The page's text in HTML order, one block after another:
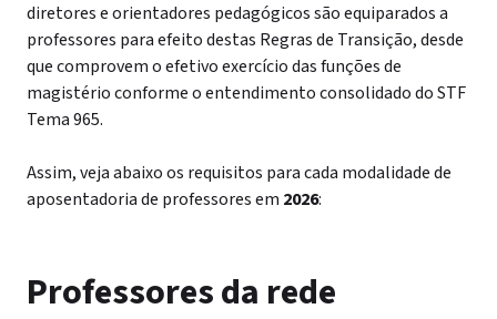
diretores e orientadores pedagógicos são equiparados a
professores para efeito destas Regras de Transição,desde
que comprovem o efetivo exercício das funções de
magistério conforme o entendimento consolidado do STF
Tema 965.
Assim, veja abaixo os requisitos para cada modalidade de
aposentadoria de professores em 2026:
Professores da rede